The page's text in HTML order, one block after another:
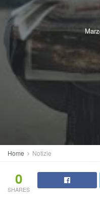
Home Notizie
0
SHARES